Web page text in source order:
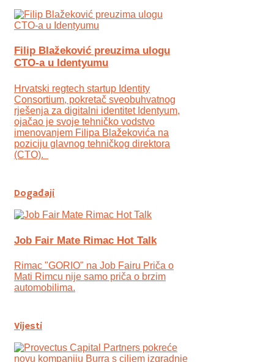
Filip Blažeković preuzima ulogu
CTO-a u Identyumu
Hrvatski regtech startup Identity
Consortium, pokretač sveobuhvatnog
rješenja za digitalni identitet Identyum,
ojаčao je svoje tehničko vodstvo
imenovanjem Filipa Blažekovića na
poziciju glavnog tehničkog direktora
(CTO).
Događaji
Job Fair Mate Rimac Hot Talk
Rimac "GORIO" na Job Fairu Priča o
Mati Rimcu nije samo priča o brzim
automobilima.
Vijesti